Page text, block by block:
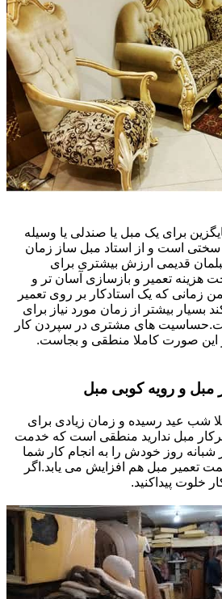
برای یک مبل یا صندلی یا وسیله
سختی است و از استاد مبل ساز زمان
قدیمی ارزش بیشتری برای
هزینه تعمیر و بازسازی آسان تر و
زمانی که یک استادکار بر روی تعمیر
بیشتر از زمان مورد نیاز برای
های مشتری در سپردن کار
این صورت کاملا منطقی و بجاست.
مبل و رویه کوبی مبل
شب عید رسیده و زمان زیادی برای
مبل ندارید منطقی است که خدمت
شبانه روز خودش را به انجام کار شما
تعمیر مبل هم افزایش می یابد.اگر
خلوت پیداکنید.